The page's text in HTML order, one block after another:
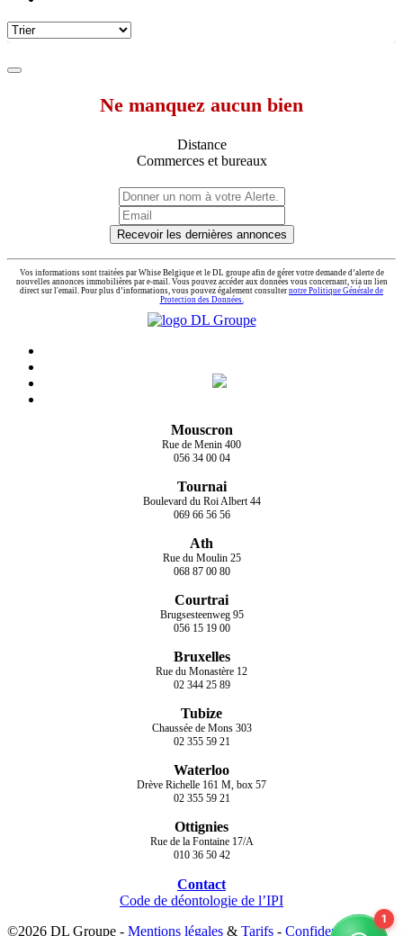
Ne manquez aucun bien
Distance
Commerces et bureaux
Recevoir les dernières annonces
Vos informations sont traitées par Whise Belgique et le DL groupe afin de gérer votre demande d’alerte de
nouvelles annonces immobilières par e-mail. Vous pouvez accéder aux données vous concernant, via un lien
direct sur l'email. Pour plus d’informations, vous pouvez également consulter notre Politique Générale de
Protection des Données.
Mouscron
Rue de Menin 400
056 34 00 04
Tournai
Boulevard du Roi Albert 44
069 66 56 56
Ath
Rue du Moulin 25
068 87 00 80
Courtrai
Brugsesteenweg 95
056 15 19 00
Bruxelles
Rue du Monastère 12
02 344 25 89
Tubize
Chaussée de Mons 303
02 355 59 21
Waterloo
Drève Richelle 161 M, box 57
02 355 59 21
Ottignies
Rue de la Fontaine 17/A
010 36 50 42
Contact
Code de déontologie de l’IPI
©2026 DL Groupe - Mentions légales & Tarifs - Confidentialité -